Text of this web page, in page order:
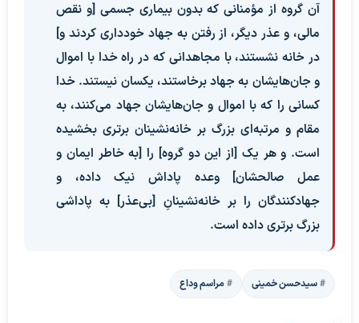
آن گروه از مؤمنانی که بدون بیماری جسمی [و نقص
مالی، و عذر دیگر، از رفتن به جهاد خودداری کردند و]
در خانه نشستند، با مجاهدانی که در راه خدا با اموال
و جان‌هایشان به جهاد برخاستند، یکسان نیستند. خدا
کسانی را که با اموال و جان‌هایشان جهاد می‌کنند، به
مقام و مرتبه‌ای بزرگ بر خانه‌نشینان برتری بخشیده
است. و هر یک [از این دو گروه] را [به خاطر ایمان و
عمل صالحشان] وعده پاداش نیک داده، و
جهادکنندگان را بر خانه‌نشینانِ [بی‌عذر] به پاداشی
بزرگ برتری داده است.
سیدحسن خمینی مراسم وداع